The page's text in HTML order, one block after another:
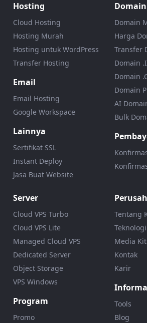
Hosting
Cloud Hosting
Hosting Murah
Hosting untuk WordPress
Transfer Hosting
Email
Email Hosting
Google Workspace
Lainnya
Sertifikat SSL
Instant Deploy
Jasa Buat Website
Domain
Domain
Harga
Transfer
Domain
Domain
Domain
AI
Bulk
Server
Cloud VPS Turbo
Cloud VPS Lite
Managed Cloud VPS
Dedicated Server
Object Storage
VPS Windows
Program
Promo
Tentang
Teknologi
Media Kit
Kontak
Karir
Tools
Blog